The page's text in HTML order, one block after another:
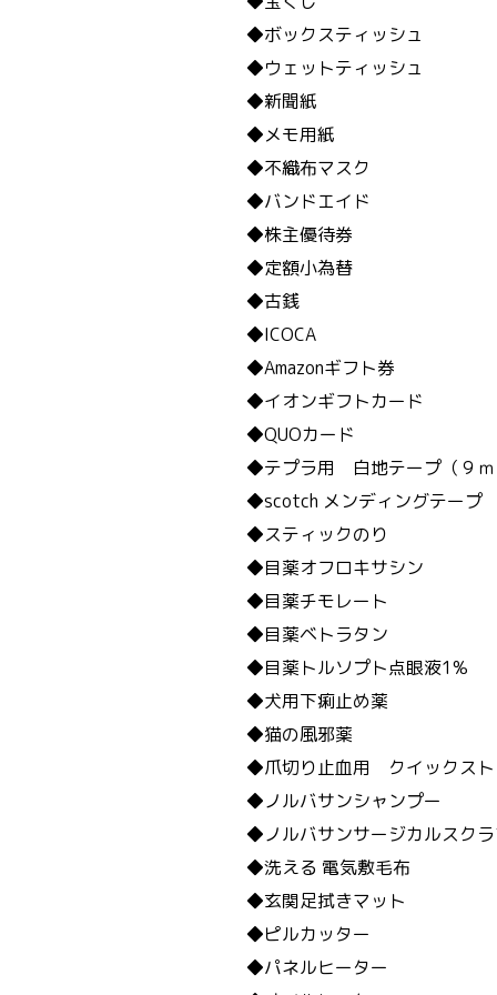
◆ボックスティッシュ
◆ウェットティッシュ
◆新聞紙
◆メモ用紙
◆不織布マスク
◆バンドエイド
◆株主優待券
◆定額小為替
◆古銭
◆ICOCA
◆Amazonギフト券
◆イオンギフトカード
◆QUOカード
◆テプラ用 白地テープ（９ｍ
◆scotch メンディングテープ
◆スティックのり
◆目薬オフロキサシン
◆目薬チモレート
◆目薬ベトラタン
◆目薬トルソプト点眼液1%
◆犬用下痢止め薬
◆猫の風邪薬
◆爪切り止血用 クイックスト
◆ノルバサンシャンプー
◆ノルバサンサージカルスク
◆洗える 電気敷毛布
◆玄関足拭きマット
◆ピルカッター
◆パネルヒーター